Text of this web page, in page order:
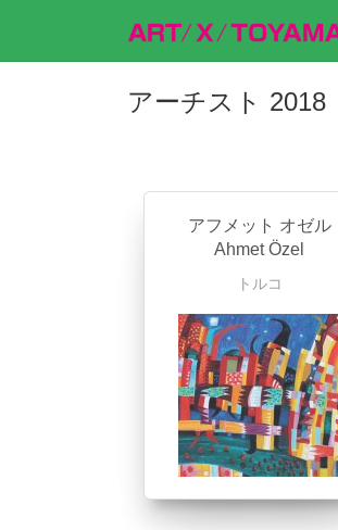
アーチスト 2018
アフメット オゼル
Ahmet Özel
トルコ